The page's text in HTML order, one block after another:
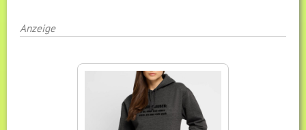
Anzeige